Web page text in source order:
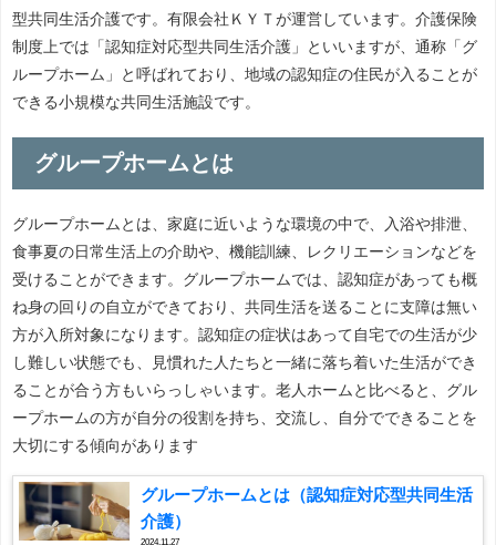
型共同生活介護です。有限会社ＫＹＴが運営しています。介護保険
制度上では「認知症対応型共同生活介護」といいますが、通称「グ
ループホーム」と呼ばれており、地域の認知症の住民が入ることが
できる小規模な共同生活施設です。
グループホームとは
グループホームとは、家庭に近いような環境の中で、入浴や排泄、
食事夏の日常生活上の介助や、機能訓練、レクリエーションなどを
受けることができます。グループホームでは、認知症があっても概
ね身の回りの自立ができており、共同生活を送ることに支障は無い
方が入所対象になります。認知症の症状はあって自宅での生活が少
し難しい状態でも、見慣れた人たちと一緒に落ち着いた生活ができ
ることが合う方もいらっしゃいます。老人ホームと比べると、グル
ープホームの方が自分の役割を持ち、交流し、自分でできることを
大切にする傾向があります
グループホームとは（認知症対応型共同生活
介護）
2024.11.27